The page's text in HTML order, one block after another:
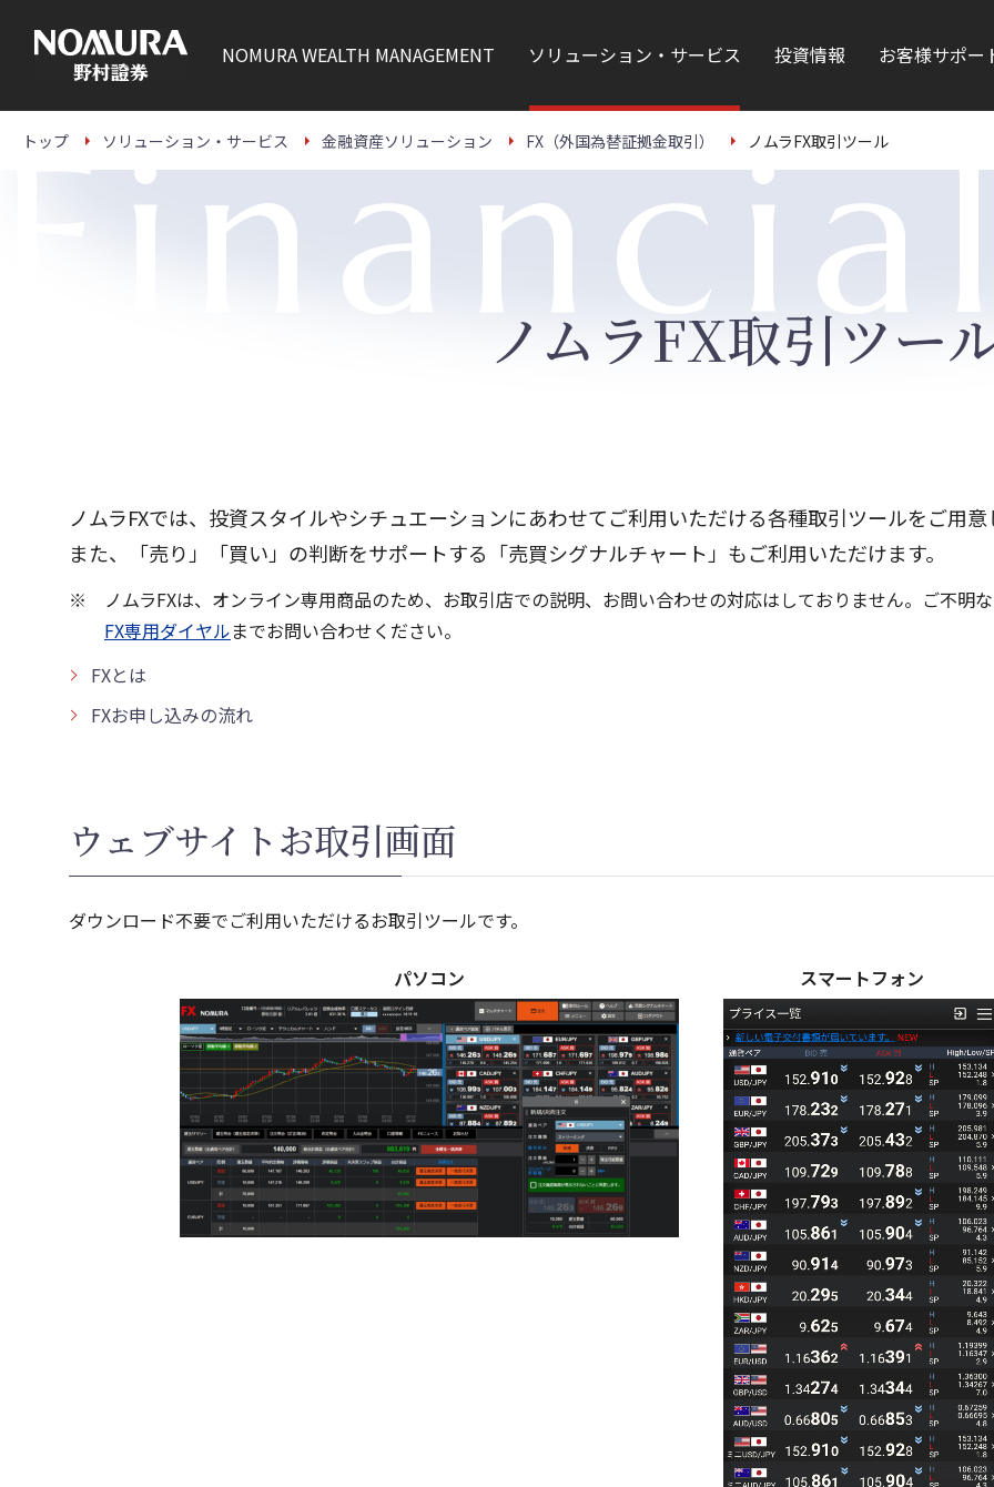
本
NOMURAWEALTH MANAGEMENT ソリューション・サービス 投資情報 お客様サポー
トップ ソリューション・サービス 金融資産ソリューション FX（外国為替証拠金取引） ノムラFX取引ツール
ノムラFX取引ツー
ノムラFXでは、投資スタイルやシチュエーションにあわせてご利用いただける各種取引ツールをご用意
また、「売り」「買い」の判断をサポートする「売買シグナルチャート」もご利用いただけます。
ノムラFXは、オンライン専用商品のため、お取引店での説明、お問い合わせの対応はしておりません。ご不明
FX専用ダイヤルまでお問い合わせください。
FXとは
FXお申し込みの流れ
ウェブサイトお取引画面
ダウンロード不要でご利用いただけるお取引ツールです。
パソコン スマートフォン